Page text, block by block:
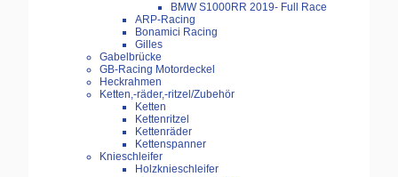
BMW S1000RR 2019- Full Race
ARP-Racing
Bonamici Racing
Gilles
Gabelbrücke
GB-Racing Motordeckel
Heckrahmen
Ketten,-räder,-ritzel/Zubehör
Ketten
Kettenritzel
Kettenräder
Kettenspanner
Knieschleifer
Holzknieschleifer